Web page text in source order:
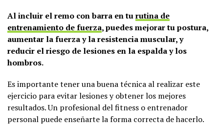
Al incluir el remo con barra en turutina de
entrenamiento de fuerza, puedes mejorar tu postura,
aumentar la fuerza y ​​la resistencia muscular, y
reducir el riesgo de lesiones en la espalda y los
hombros.
Es importante tener una buena técnica al realizar este
ejercicio para evitar lesiones y obtener los mejores
resultados. Un profesional del fitness o entrenador
personal puede enseñarte la forma correcta de hacerlo.